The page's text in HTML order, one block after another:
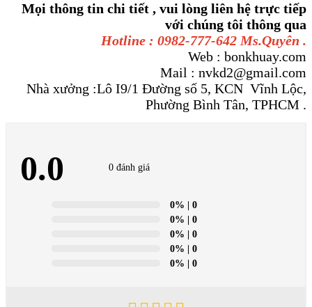
Mọi thông tin chi tiết , vui lòng liên hệ trực tiếp
với chúng tôi thông qua
Hotline : 0982-777-642 Ms.Quyên .
Web : bonkhuay.com
Mail : nvkd2@gmail.com
Nhà xưởng :Lô I9/1 Đường số 5, KCN Vĩnh Lộc,
Phường Bình Tân, TPHCM .
0.0 0 đánh giá
0% | 0
0% | 0
0% | 0
0% | 0
0% | 0